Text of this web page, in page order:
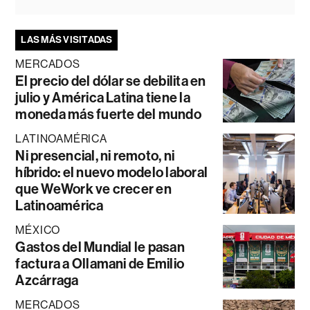
LAS MÁS VISITADAS
MERCADOS
El precio del dólar se debilita en
julio y América Latina tiene la
moneda más fuerte del mundo
LATINOAMÉRICA
Ni presencial, ni remoto, ni
híbrido: el nuevo modelo laboral
que WeWork ve crecer en
Latinoamérica
MÉXICO
Gastos del Mundial le pasan
factura a Ollamani de Emilio
Azcárraga
MERCADOS